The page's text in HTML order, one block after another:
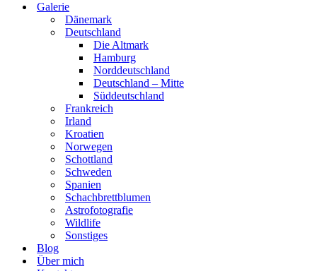
Galerie
Dänemark
Deutschland
Die Altmark
Hamburg
Norddeutschland
Deutschland – Mitte
Süddeutschland
Frankreich
Irland
Kroatien
Norwegen
Schottland
Schweden
Spanien
Schachbrettblumen
Astrofotografie
Wildlife
Sonstiges
Blog
Über mich